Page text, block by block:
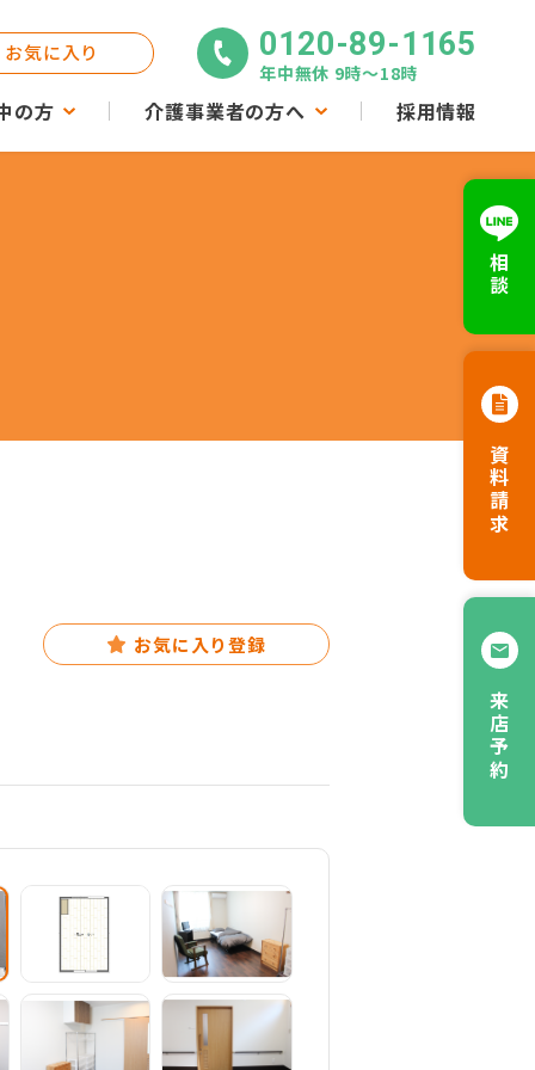
の方 介護事業者の方へ 採用情報
お気に入り 0120-89-1165
年中無休 9時〜18時
相談
資料請求
来店予約
お気に入り登録